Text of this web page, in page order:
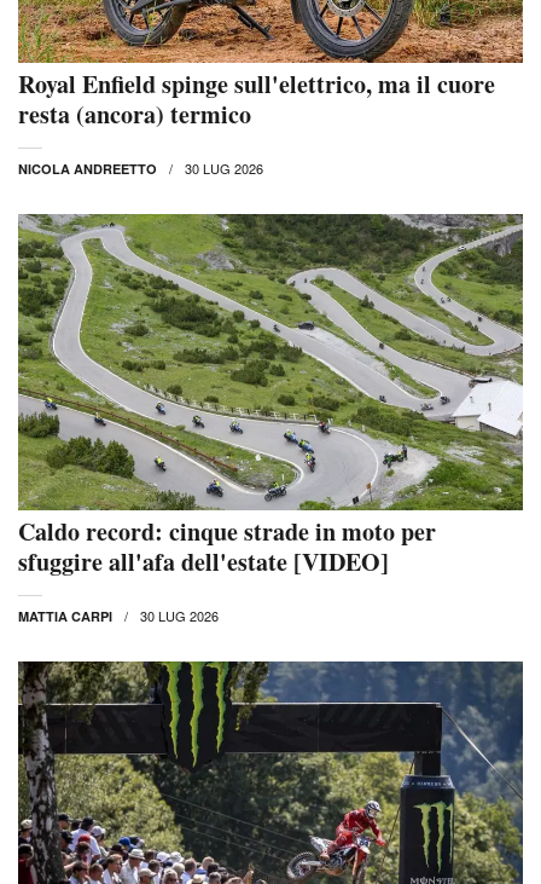
Royal Enfield spinge sull'elettrico, ma il cuore
resta (ancora) termico
NICOLA ANDREETTO 30 LUG 2026
Caldo record: cinque strade in moto per
sfuggire all'afa dell'estate [VIDEO]
MATTIA CARPI 30 LUG 2026